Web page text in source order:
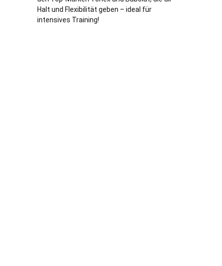
Halt und Flexibilität geben – ideal für
intensives Training!